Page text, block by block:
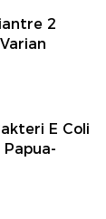
2
E Coli
Papua-